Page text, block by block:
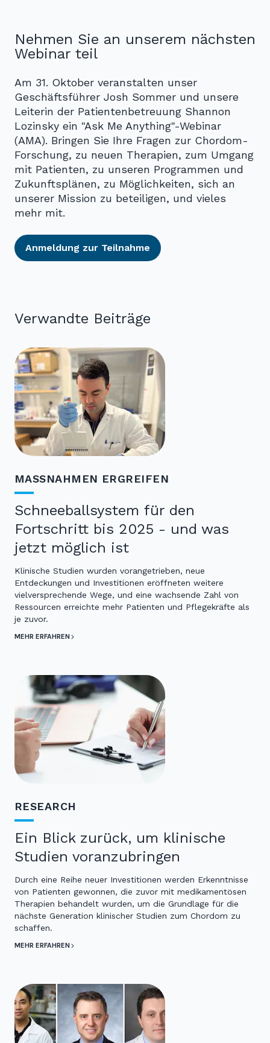
Nehmen Sie an unserem nächsten
Webinar teil
Am 31. Oktober veranstalten unser
Geschäftsführer Josh Sommer und unsere
Leiterin der Patientenbetreuung Shannon
Lozinsky ein "Ask Me Anything"-Webinar
(AMA). Bringen Sie Ihre Fragen zur Chordom-
Forschung, zu neuen Therapien, zum Umgang
mit Patienten, zu unseren Programmen und
Zukunftsplänen, zu Möglichkeiten, sich an
unserer Mission zu beteiligen, und vieles
mehr mit.
Anmeldung zur Teilnahme
Verwandte Beiträge
MASSNAHMEN ERGREIFEN
Schneeballsystem für den
Fortschritt bis 2025 - und was
jetzt möglich ist
Klinische Studien wurden vorangetrieben, neue
Entdeckungen und Investitionen eröffneten weitere
vielversprechende Wege, und eine wachsende Zahl von
Ressourcen erreichte mehr Patienten und Pflegekräfte als
je zuvor.
MEHR ERFAHREN
RESEARCH
Ein Blick zurück, um klinische
Studien voranzubringen
Durch eine Reihe neuer Investitionen werden Erkenntnisse
von Patienten gewonnen, die zuvor mit medikamentösen
Therapien behandelt wurden, um die Grundlage für die
nächste Generation klinischer Studien zum Chordom zu
schaffen.
MEHR ERFAHREN